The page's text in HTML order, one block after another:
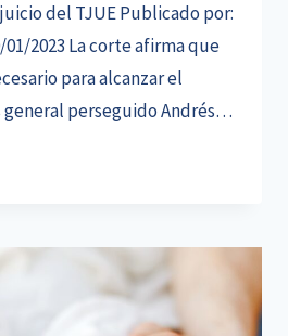
del TJUE Publicado por:
01/2023 La corte afirma que
para alcanzar el
perseguido Andrés…